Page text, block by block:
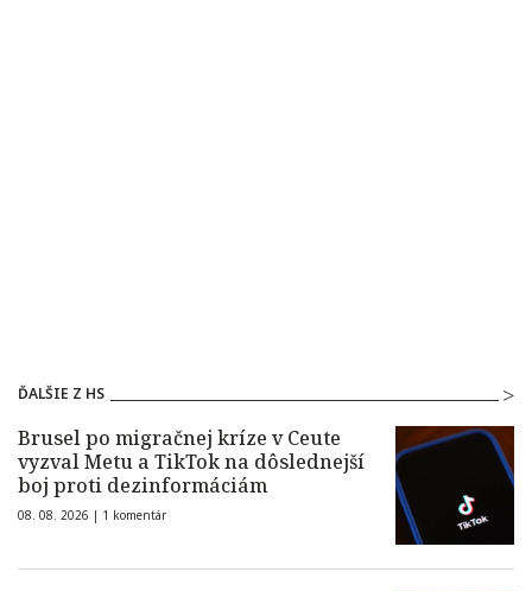
ĎALŠIE Z HS
Brusel po migračnej kríze v Ceute
vyzval Metu a TikTok na dôslednejší
boj proti dezinformáciám
08. 08. 2026 | 1 komentár